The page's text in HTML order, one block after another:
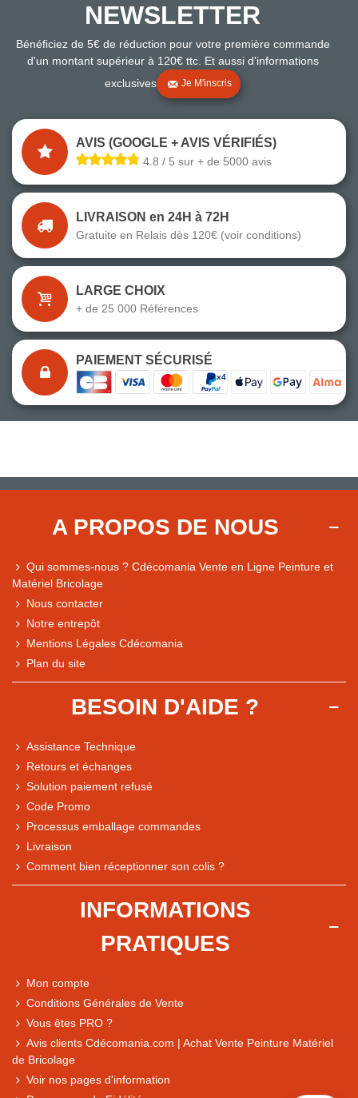
Comparaison des performances du magasin
Express, Chez vous, Point relais, Retrait magasin
NEWSLETTER
Bénéficiez de 5€ de réduction pour votre première commande
d'un montant supérieur à 120€ ttc. Et aussi d'informations
exclusives
Je M'inscris
AVIS (GOOGLE + AVIS VÉRIFIÉS)
4.8 / 5 sur + de 5000 avis
LIVRAISON en 24H à 72H
Gratuite en Relais dès 120€ (voir conditions)
LARGE CHOIX
+ de 25 000 Références
PAIEMENT SÉCURISÉ
A PROPOS DE NOUS
Qui sommes-nous ? Cdécomania Vente en Ligne Peinture et
Matériel Bricolage
Nous contacter
Notre entrepôt
Mentions Légales Cdécomania
Plan du site
BESOIN D'AIDE ?
Assistance Technique
Retours et échanges
Solution paiement refusé
Code Promo
Processus emballage commandes
Livraison
Comment bien réceptionner son colis ?
INFORMATIONS
PRATIQUES
Mon compte
Conditions Générales de Vente
Vous êtes PRO ?
Avis clients Cdécomania.com | Achat Vente Peinture Matériel
de Bricolage
Voir nos pages d'information